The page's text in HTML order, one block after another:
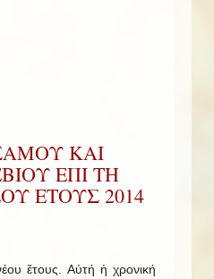
ΚΑΙ
ΕΠΙ ΤΗ
ΕΤΟΥΣ 2014
ἔτους. Αὐτή ἡ χρονική